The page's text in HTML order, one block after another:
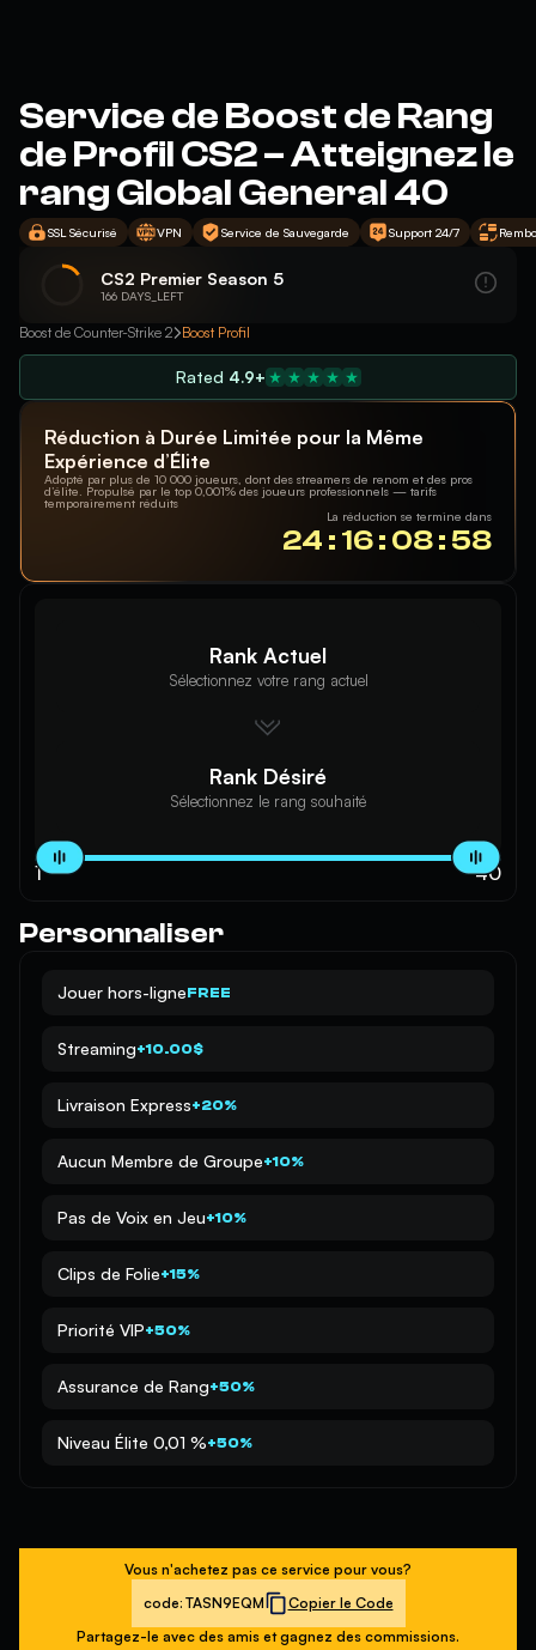
Service de Boost de Rang
de Profil CS2 – Atteignez le
rang Global General 40
SSL Sécurisé VPN Service de Sauvegarde Support 24/7
CS2 Premier Season 5
166 DAYS_LEFT
Boost de Counter-Strike 2 Boost Profil
Rated 4.9+
Réduction à Durée Limitée pour la Même
Expérience d’Élite
Adopté par plus de 10 000 joueurs, dont des streamers de renom et des pros
d’élite. Propulsé par le top 0,001% des joueurs professionnels — tarifs
temporairement réduits
La réduction se termine dans
24 : 16 : 08 : 58
Rank Actuel
Sélectionnez votre rang actuel
Rank Désiré
Sélectionnez le rang souhaité
1 40
Personnaliser
Jouer hors-ligneFREE
Streaming+10.00$
Livraison Express+20%
Aucun Membre de Groupe+10%
Pas de Voix en Jeu+10%
Clips de Folie+15%
Priorité VIP+50%
Assurance de Rang+50%
Niveau Élite 0,01 %+50%
Vous n'achetez pas ce service pour vous?
code: TASN9EQM
Copier le Code
Partagez-le avec des amis et gagnez des commissions.